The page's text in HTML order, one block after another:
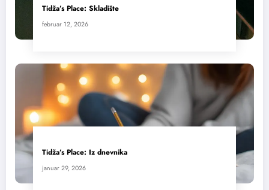
Tidža’s Place: Skladište
februar 12, 2026
Tidža’s Place: Iz dnevnika
januar 29, 2026